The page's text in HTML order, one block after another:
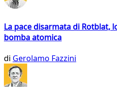
La pace disarmata di Rotblat,
bomba atomica
di Gerolamo Fazzini